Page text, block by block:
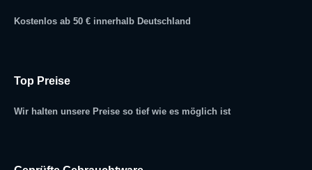
Kostenlos ab 50 € innerhalb Deutschland
Top Preise
Wir halten unsere Preise so tief wie es möglich ist